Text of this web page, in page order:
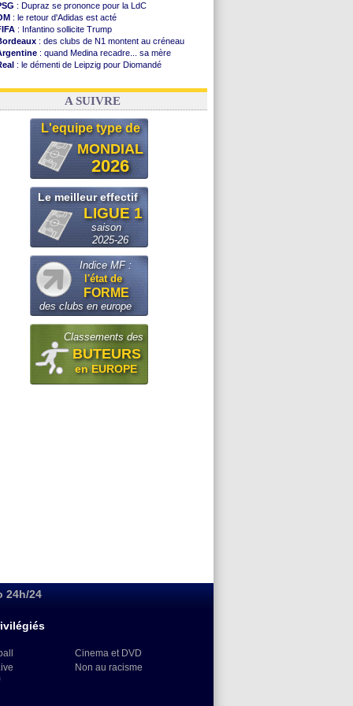
: Dupraz se prononce pour la LdC
: le retour d'Adidas est acté
: Infantino sollicite Trump
: des clubs de N1 montent au créneau
: quand Medina recadre... sa mère
: le démenti de Leipzig pour Diomandé
: Paixão attire un 2e club anglais
A SUIVRE
L'equipe type de
MONDIAL
2026
Le meilleur effectif
LIGUE 1
saison
2025-26
Indice MF :
l'état de
FORME
des clubs en europe
Classements des
BUTEURS
en EUROPE
24h/24
Cinema et DVD
Non au racisme